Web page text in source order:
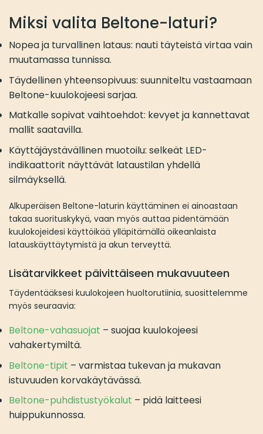
Miksi valita Beltone-laturi?
Nopea ja turvallinen lataus: nauti täyteistä virtaa vain
muutamassa tunnissa.
Täydellinen yhteensopivuus: suunniteltu vastaamaan
Beltone-kuulokojeesi sarjaa.
Matkalle sopivat vaihtoehdot: kevyet ja kannettavat
mallit saatavilla.
Käyttäjäystävällinen muotoilu: selkeät LED-
indikaattorit näyttävät lataustilan yhdellä
silmäyksellä.
Alkuperäisen Beltone-laturin käyttäminen ei ainoastaan
takaa suorituskykyä, vaan myös auttaa pidentämään
kuulokojeidesi käyttöikää ylläpitämällä oikeanlaista
latauskäyttäytymistä ja akun terveyttä.
Lisätarvikkeet päivittäiseen mukavuuteen
Täydentääksesi kuulokojeen huoltorutiinia, suosittelemme
myös seuraavia:
Beltone-vahasuojat – suojaa kuulokojeesi
vahakertymiltä.
Beltone-tipit – varmistaa tukevan ja mukavan
istuvuuden korvakäytävässä.
Beltone-puhdistustyökalut – pidä laitteesi
huippukunnossa.